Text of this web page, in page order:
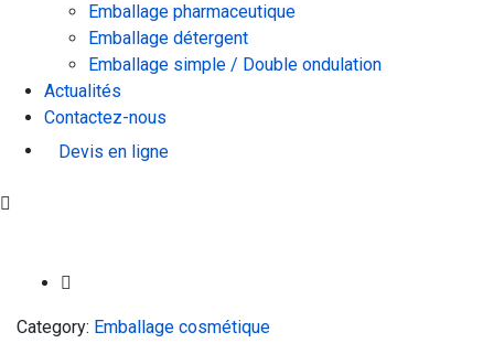
Emballage pharmaceutique
Emballage détergent
Emballage simple / Double ondulation
Actualités
Contactez-nous
Devis en ligne
Category: Emballage cosmétique